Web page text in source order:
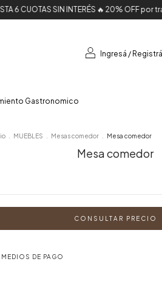
SIN INTERÉS 🔥 20% OFF por
Ingresá /
Gastronomico
MUEBLES Mesas comedor Mesa comedor
Mesa comedor
MEDIOS DE PAGO